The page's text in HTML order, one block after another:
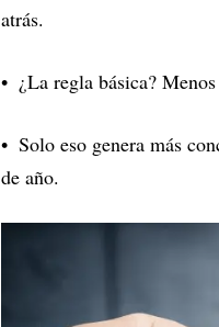
atrás.
¿La regla básica?
Solo eso genera más
de año.